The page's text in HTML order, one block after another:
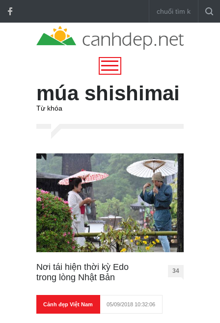
múa shishimai
Từ khóa
Nơi tái hiện thời kỳ Edo
trong lòng Nhật Bản
34
Cảnh đẹp Việt Nam 05/09/2018 10:32:06